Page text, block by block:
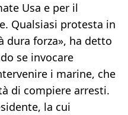
Usa e per il
Qualsiasi protesta in
dura forza», ha detto
se invocare
i marine, che
di compiere arresti.
la cui